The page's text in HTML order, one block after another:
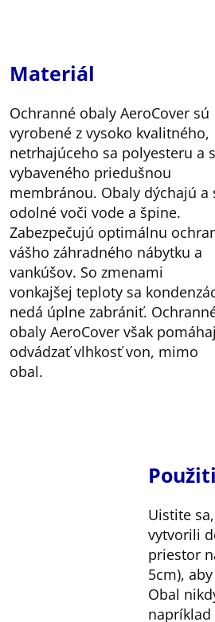
Materiál
Ochranné obaly AeroCover sú
vyrobené z vysoko kvalitného,
netrhajúceho sa polyesteru a
vybaveného priedušnou
membránou. Obaly dýchajú a
odolné voči vode a špine.
Zabezpečujú optimálnu
vášho záhradného nábytku a
vankúšov. So zmenami
vonkajšej teploty sa
nedá úplne zabrániť.
obaly AeroCover však
odvádzať vlhkosť von, mimo
obal.
Uistite
vytvorili
priestor
5cm),
Obal